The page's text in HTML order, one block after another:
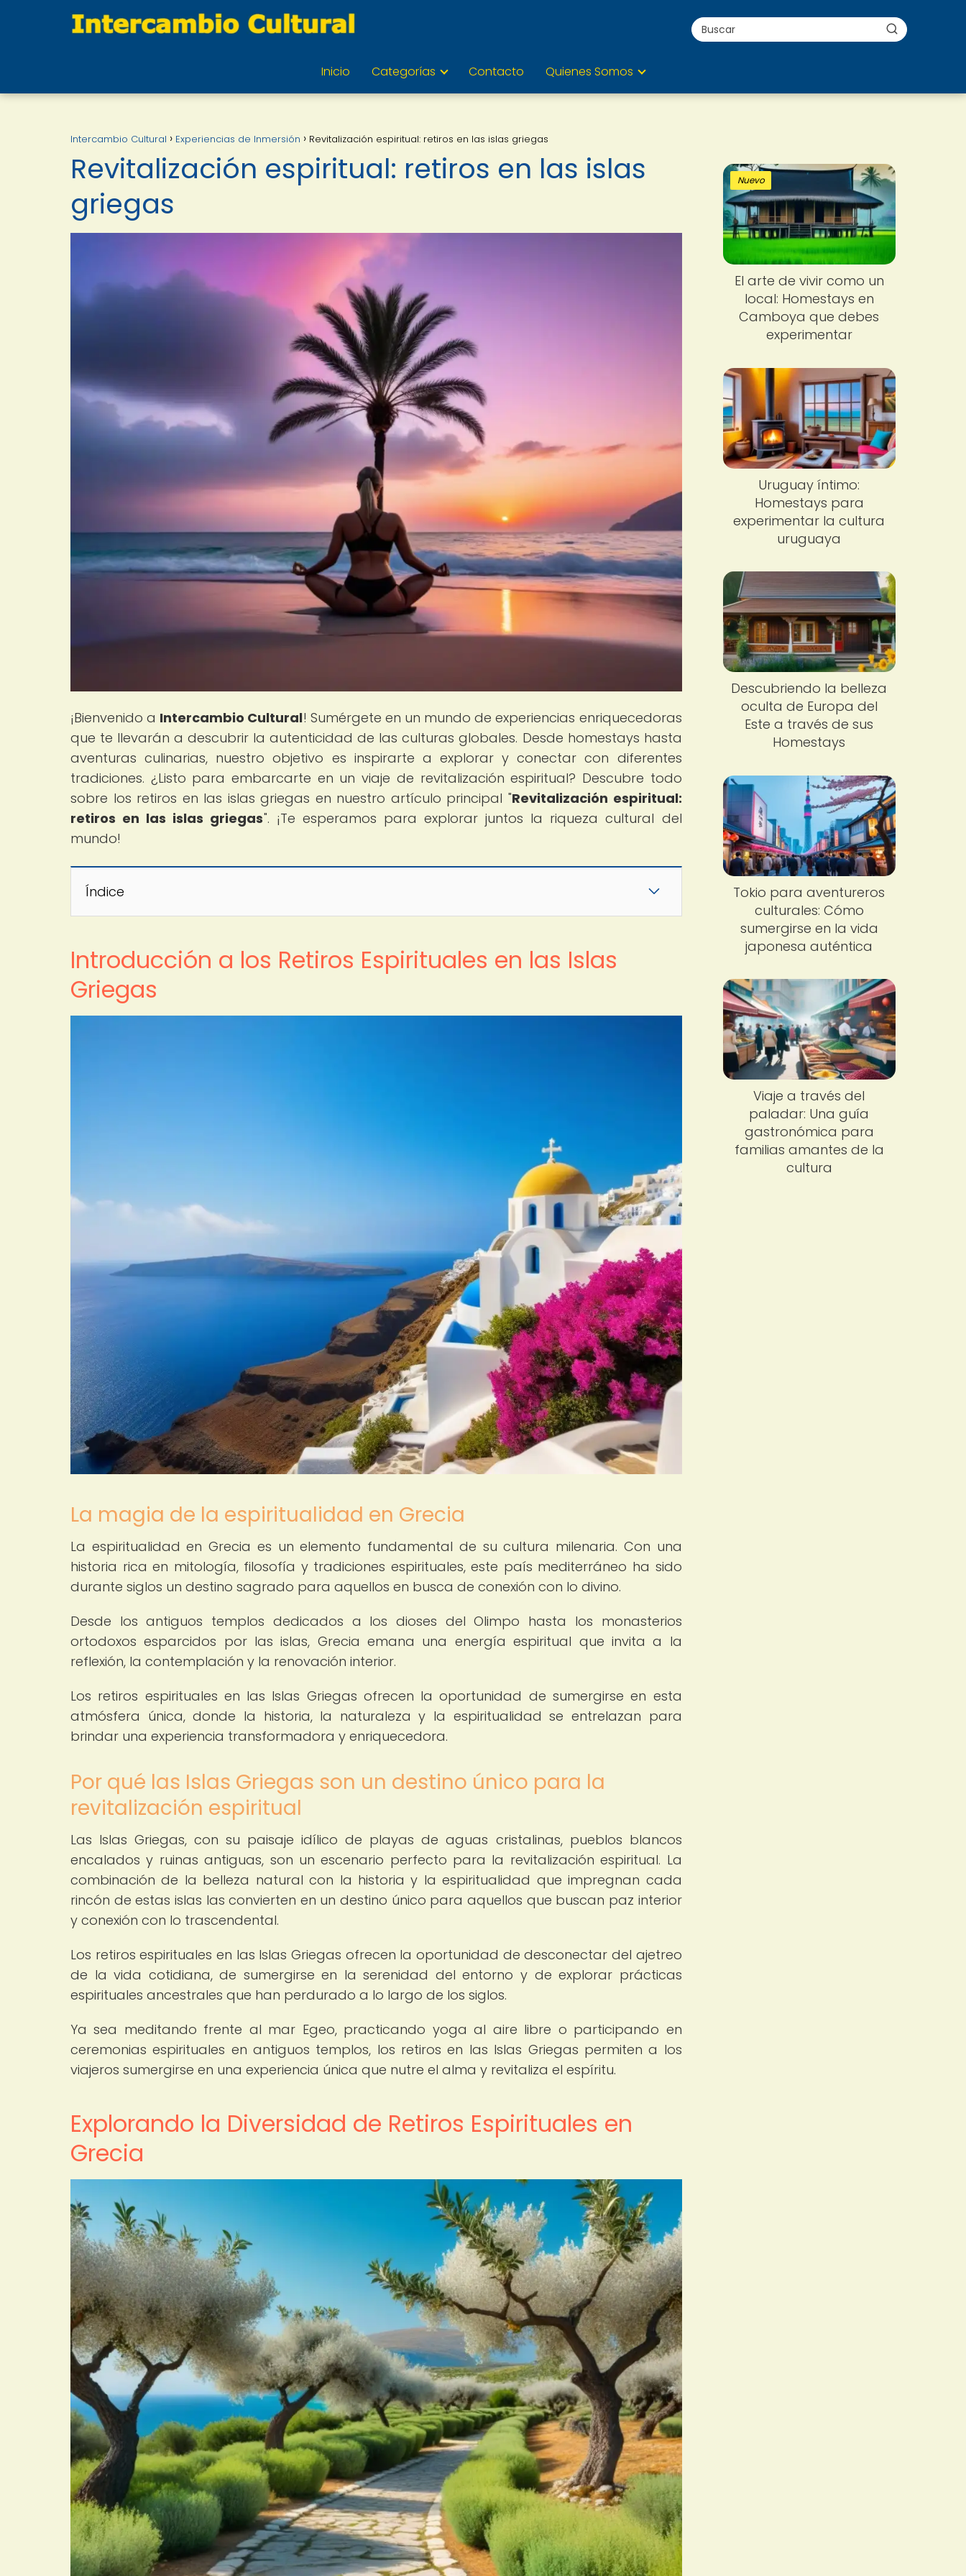
Inicio Categorías Contacto Quienes Somos
Intercambio Cultural Experiencias de Inmersión Revitalización espiritual: retiros en las islas griegas
Revitalización espiritual: retiros en las islas
griegas
¡Bienvenido a Intercambio Cultural! Sumérgete en un mundo de experiencias enriquecedoras
que te llevarán a descubrir la autenticidad de las culturas globales. Desde homestays hasta
aventuras culinarias, nuestro objetivo es inspirarte a explorar y conectar con diferentes
tradiciones. ¿Listo para embarcarte en un viaje de revitalización espiritual? Descubre todo
sobre los retiros en las islas griegas en nuestro artículo principal "Revitalización espiritual:
retiros en las islas griegas". ¡Te esperamos para explorar juntos la riqueza cultural del
mundo!
Índice
Introducción a los Retiros Espirituales en las Islas
Griegas
La magia de la espiritualidad en Grecia
La espiritualidad en Grecia es un elemento fundamental de su cultura milenaria. Con una
historia rica en mitología, filosofía y tradiciones espirituales, este país mediterráneo ha sido
durante siglos un destino sagrado para aquellos en busca de conexión con lo divino.
Desde los antiguos templos dedicados a los dioses del Olimpo hasta los monasterios
ortodoxos esparcidos por las islas, Grecia emana una energía espiritual que invita a la
reflexión, la contemplación y la renovación interior.
Los retiros espirituales en las Islas Griegas ofrecen la oportunidad de sumergirse en esta
atmósfera única, donde la historia, la naturaleza y la espiritualidad se entrelazan para
brindar una experiencia transformadora y enriquecedora.
Por qué las Islas Griegas son un destino único para la
revitalización espiritual
Las Islas Griegas, con su paisaje idílico de playas de aguas cristalinas, pueblos blancos
encalados y ruinas antiguas, son un escenario perfecto para la revitalización espiritual. La
combinación de la belleza natural con la historia y la espiritualidad que impregnan cada
rincón de estas islas las convierten en un destino único para aquellos que buscan paz interior
y conexión con lo trascendental.
Los retiros espirituales en las Islas Griegas ofrecen la oportunidad de desconectar del ajetreo
de la vida cotidiana, de sumergirse en la serenidad del entorno y de explorar prácticas
espirituales ancestrales que han perdurado a lo largo de los siglos.
Ya sea meditando frente al mar Egeo, practicando yoga al aire libre o participando en
ceremonias espirituales en antiguos templos, los retiros en las Islas Griegas permiten a los
viajeros sumergirse en una experiencia única que nutre el alma y revitaliza el espíritu.
Explorando la Diversidad de Retiros Espirituales en
Grecia
Nuevo
El arte de vivir como un
local: Homestays en
Camboya que debes
experimentar
Uruguay íntimo:
Homestays para
experimentar la cultura
uruguaya
Descubriendo la belleza
oculta de Europa del
Este a través de sus
Homestays
Tokio para aventureros
culturales: Cómo
sumergirse en la vida
japonesa auténtica
Viaje a través del
paladar: Una guía
gastronómica para
familias amantes de la
cultura